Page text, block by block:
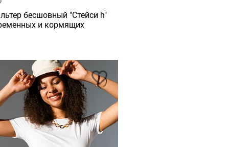
бесшовный "Стейси h"
и кормящих